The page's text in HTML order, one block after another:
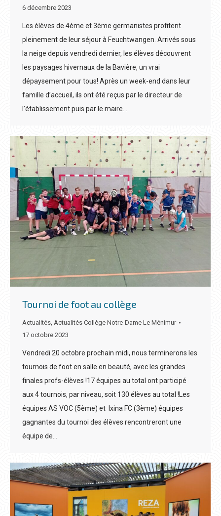
6 décembre 2023
Les élèves de 4ème et 3ème germanistes profitent
pleinement de leur séjour à Feuchtwangen. Arrivés sous
la neige depuis vendredi dernier, les élèves découvrent
les paysages hivernaux de la Bavière, un vrai
dépaysement pour tous! Après un week-end dans leur
famille d’accueil, ils ont été reçus par le directeur de
l’établissement puis par le maire…
Tournoi de foot au collège
Actualités, Actualités Collège Notre-Dame Le Ménimur
17 octobre 2023
Vendredi 20 octobre prochain midi, nous terminerons les
tournois de foot en salle en beauté, avec les grandes
finales profs-élèves !17 équipes au total ont participé
aux 4 tournois, par niveau, soit 130 élèves au total !Les
équipes AS VOC (5ème) et Ixina FC (3ème) équipes
gagnantes du tournoi des élèves rencontreront une
équipe de…